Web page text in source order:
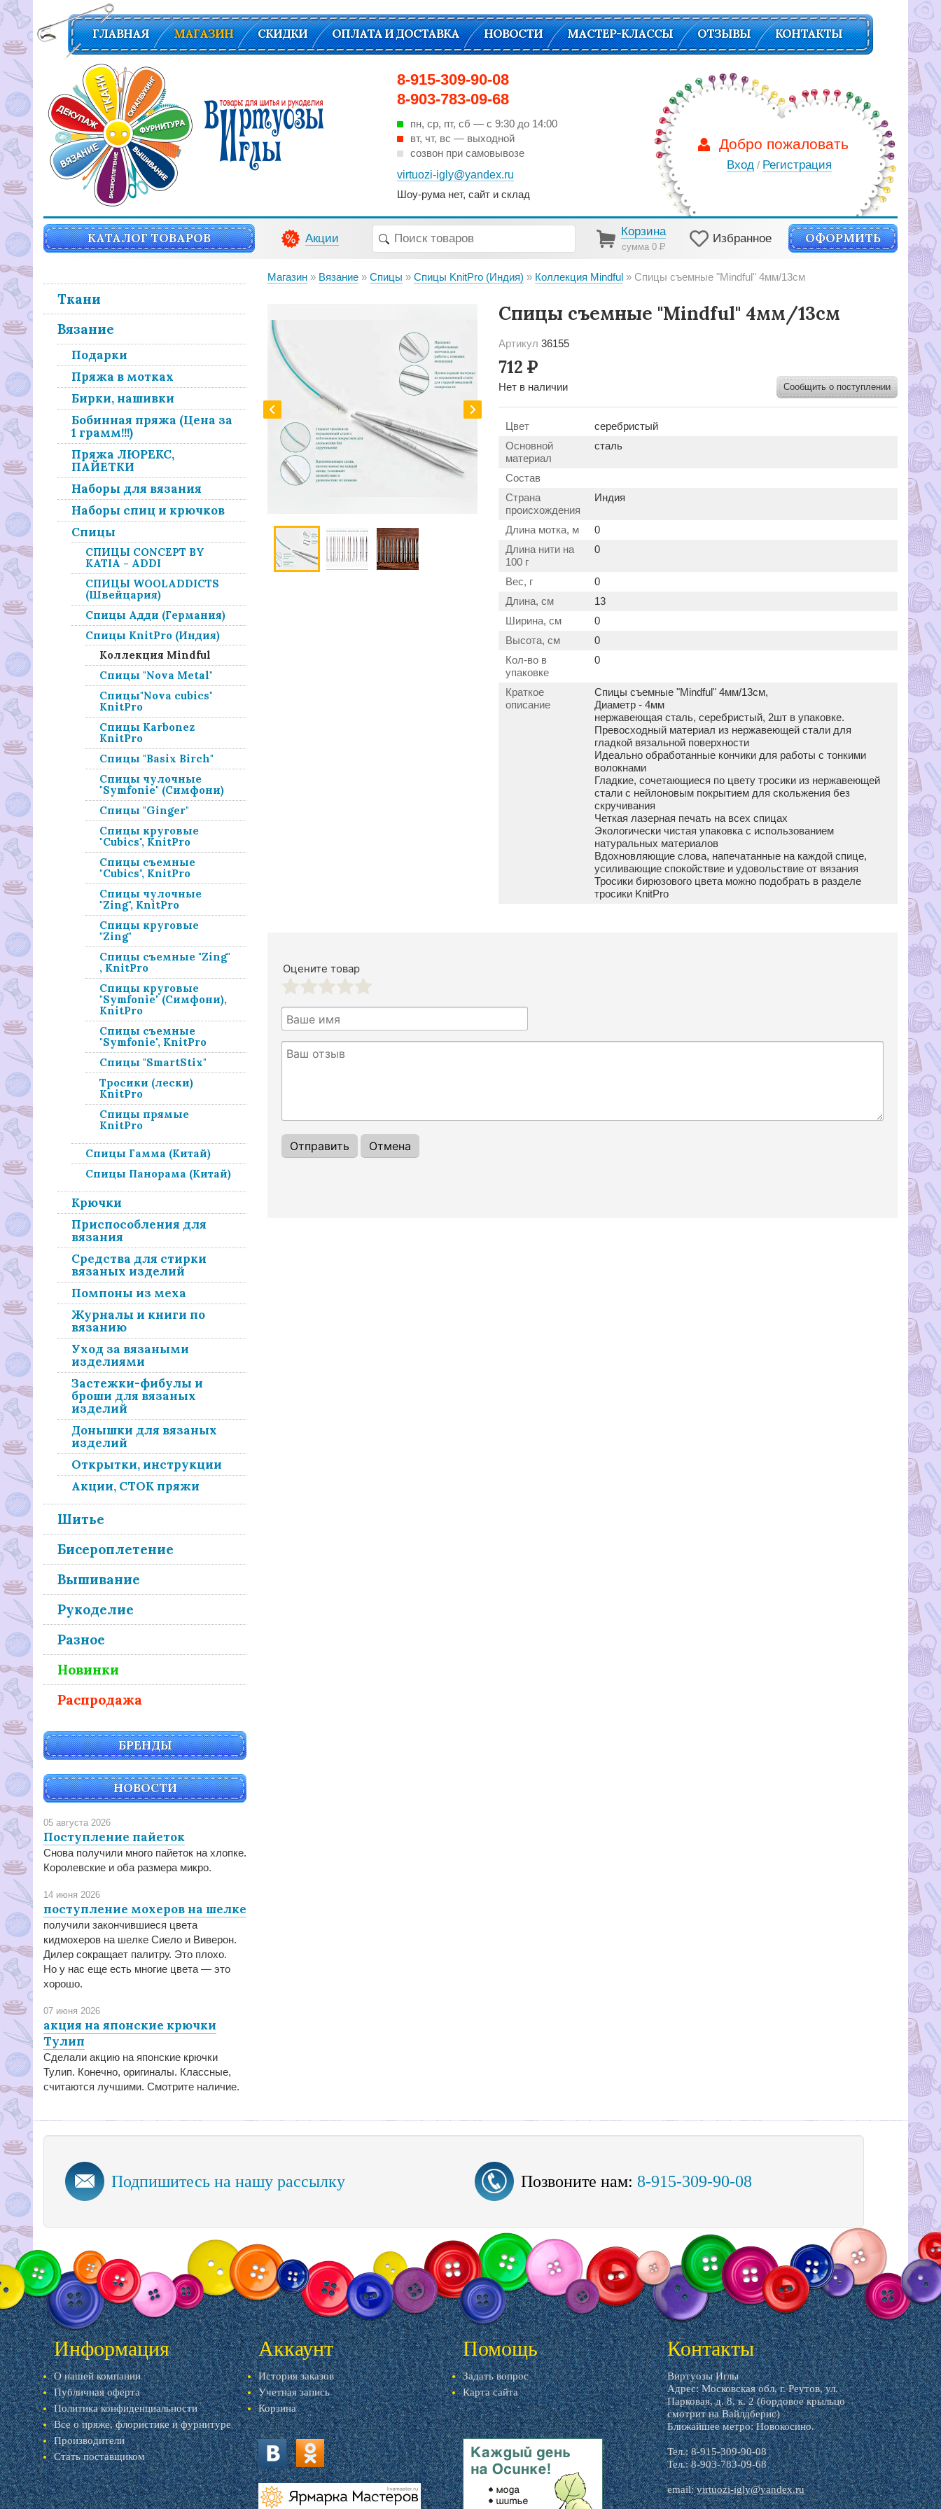
8-915-309-90-08
8-903-783-09-68
пн, ср, пт, cб — с 9:30 до 14:00
вт, чт, вс — выходной
созвон при самовывозе
virtuozi-igly@yandex.ru
Шоу-рума нет, сайт и склад
ГЛАВНАЯ МАГАЗИН СКИДКИ ОПЛАТА И ДОСТАВКА НОВОСТИ МАСТЕР-КЛАССЫ ОТЗЫВЫ КОНТАКТЫ
Добро пожаловать
Вход / Регистрация
КАТАЛОГ ТОВАРОВ Акции
Корзина
сумма 0Р
Избранное ОФОРМИТЬ
Ткани
Вязание
Подарки
Пряжа в мотках
Бирки, нашивки
Бобинная пряжа (Цена за
1 грамм!!!)
Пряжа ЛЮРЕКС,
ПАЙЕТКИ
Наборы для вязания
Наборы спиц и крючков
Спицы
СПИЦЫ CONCEPT BY
KATIA - ADDI
СПИЦЫ WOOLADDICTS
(Швейцария)
Спицы Адди (Германия)
Спицы KnitPro (Индия)
Коллекция Mindful
Спицы "Nova Metal"
Спицы"Nova cubics"
KnitPro
Спицы Karbonez
KnitPro
Спицы "Basix Birch"
Спицы чулочные
"Symfonie" (Симфони)
Спицы "Ginger"
Спицы круговые
"Cubics", KnitPro
Спицы съемные
"Cubics", KnitPro
Спицы чулочные
"Zing", KnitPro
Спицы круговые
"Zing"
Спицы съемные "Zing"
, KnitPro
Спицы круговые
"Symfonie" (Симфони),
KnitPro
Спицы съемные
"Symfonie", KnitPro
Спицы "SmartStix"
Тросики (лески)
KnitPro
Спицы прямые
KnitPro
Спицы Гамма (Китай)
Спицы Панорама (Китай)
Крючки
Приспособления для
вязания
Средства для стирки
вязаных изделий
Помпоны из меха
Журналы и книги по
вязанию
Уход за вязаными
изделиями
Застежки-фибулы и
броши для вязаных
изделий
Донышки для вязаных
изделий
Открытки, инструкции
Акции, СТОК пряжи
Шитье
Бисероплетение
Вышивание
Рукоделие
Разное
Новинки
Распродажа
БРЕНДЫ
НОВОСТИ
05 августа 2026
Поступление пайеток
Снова получили много пайеток на хлопке.
Королевские и оба размера микро.
14 июня 2026
поступление мохеров на шелке
получили закончившиеся цвета
кидмохеров на шелке Сиело и Виверон.
Дилер сокращает палитру. Это плохо.
Но у нас еще есть многие цвета — это
хорошо.
07 июня 2026
акция на японские крючки
Тулип
Сделали акцию на японские крючки
Тулип. Конечно, оригиналы. Классные,
считаются лучшими. Смотрите наличие.
Магазин Вязание Спицы Спицы KnitPro (Индия) Коллекция Mindful Спицы съемные "Mindful" 4мм/13см
Спицы съемные "Mindful" 4мм/13см
Артикул 36155
712 Р
Нет в наличии Сообщить о поступлении
Цвет
серебристый
Основной
материал
сталь
Состав
Страна
происхождения
Индия
Длина мотка, м
0
Длина нити на
100 г
0
Вес, г
0
Длина, см
13
Ширина, см
0
Высота, см
0
Кол-во в
упаковке
0
Краткое
описание
Спицы съемные "Mindful" 4мм/13см,
Диаметр - 4мм
нержавеющая сталь, серебристый, 2шт в упаковке.
Превосходный материал из нержавеющей стали для
гладкой вязальной поверхности
Идеально обработанные кончики для работы с тонкими
волокнами
Гладкие, сочетающиеся по цвету тросики из нержавеющей
стали с нейлоновым покрытием для скольжения без
скручивания
Четкая лазерная печать на всех спицах
Экологически чистая упаковка с использованием
натуральных материалов
Вдохновляющие слова, напечатанные на каждой спице,
усиливающие спокойствие и удовольствие от вязания
Тросики бирюзового цвета можно подобрать в разделе
тросики KnitPro
Оцените товар
Подпишитесь на нашу рассылку Позвоните нам: 8-915-309-90-08
Информация
О нашей компании
Публичная оферта
Политика конфиденциальности
Все о пряже, флористике и фурнитуре
Производители
Стать поставщиком
Аккаунт
История заказов
Учетная запись
Корзина
vk.com ok.ru
Помощь
Задать вопрос
Карта сайта
Контакты
Виртуозы Иглы
Адрес: Московская обл, г. Реутов, ул.
Парковая, д. 8, к. 2 (бордовое крыльцо
смотрит на Вайлдберис)
Ближайшее метро: Новокосино.
Тел.: 8-915-309-90-08
Тел.: 8-903-783-09-68
email:virtuozi-igly@yandex.ru